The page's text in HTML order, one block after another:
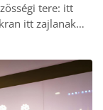
tere: itt
itt zajlanak…